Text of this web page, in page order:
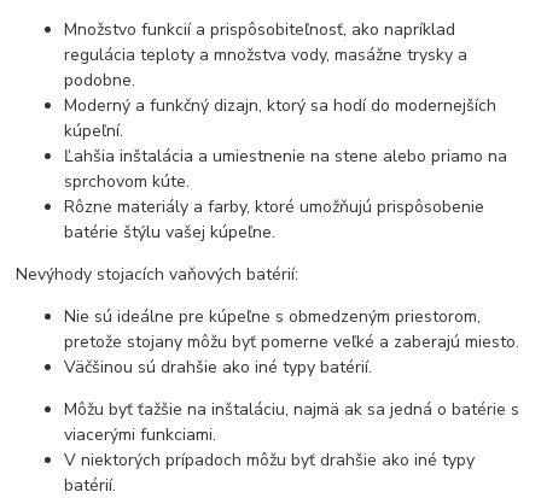
Množstvo funkcií a prispôsobiteľnosť, ako napríklad
regulácia teploty a množstva vody, masážne trysky a
podobne.
Moderný a funkčný dizajn, ktorý sa hodí do modernejších
kúpeľní.
Ľahšia inštalácia a umiestnenie na stene alebo priamo na
sprchovom kúte.
Rôzne materiály a farby, ktoré umožňujú prispôsobenie
batérie štýlu vašej kúpeľne.
Nevýhody stojacích vaňových batérií:
Nie sú ideálne pre kúpeľne s obmedzeným priestorom,
pretože stojany môžu byť pomerne veľké a zaberajú miesto.
Väčšinou sú drahšie ako iné typy batérií.
Môžu byť ťažšie na inštaláciu, najmä ak sa jedná o batérie s
viacerými funkciami.
V niektorých prípadoch môžu byť drahšie ako iné typy
batérií.